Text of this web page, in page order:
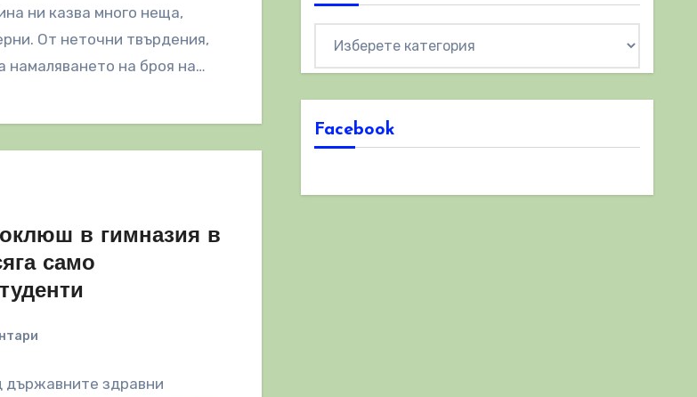
ни казва много неща,
От неточни твърдения,
намаляването на броя на…
в гимназия в
само
здравни
Facebook